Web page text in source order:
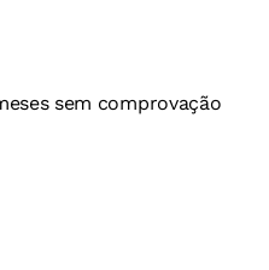
sem comprovação